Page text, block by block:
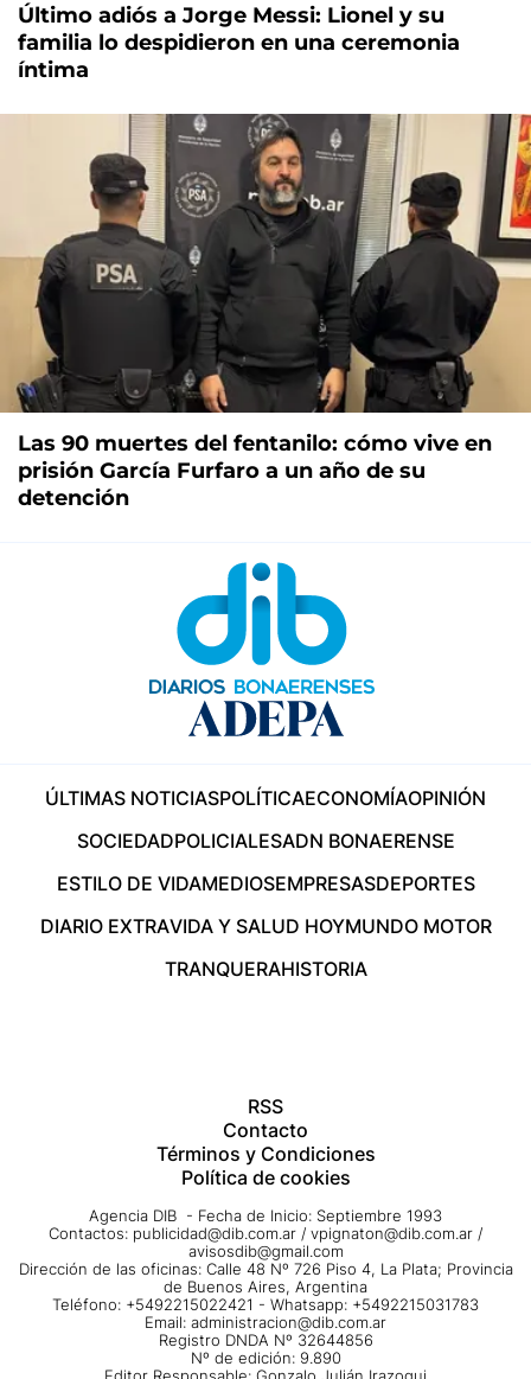
Último adiós a Jorge Messi: Lionel y su
familia lo despidieron en una ceremonia
íntima
Las 90 muertes del fentanilo: cómo vive en
prisión García Furfaro a un año de su
detención
ÚLTIMAS NOTICIASPOLÍTICAECONOMÍAOPINIÓN
SOCIEDADPOLICIALESADN BONAERENSE
ESTILO DE VIDAMEDIOSEMPRESASDEPORTES
DIARIO EXTRAVIDA Y SALUD HOYMUNDO MOTOR
TRANQUERAHISTORIA
RSS
Contacto
Términos y Condiciones
Política de cookies
Agencia DIB - Fecha de Inicio: Septiembre 1993
Contactos: publicidad@dib.com.ar / vpignaton@dib.com.ar /
avisosdib@gmail.com
Dirección de las oficinas: Calle 48 Nº 726 Piso 4, La Plata; Provincia
de Buenos Aires, Argentina
Teléfono: +5492215022421 - Whatsapp: +5492215031783
Email: administracion@dib.com.ar
Registro DNDA Nº 32644856
Nº de edición: 9.890